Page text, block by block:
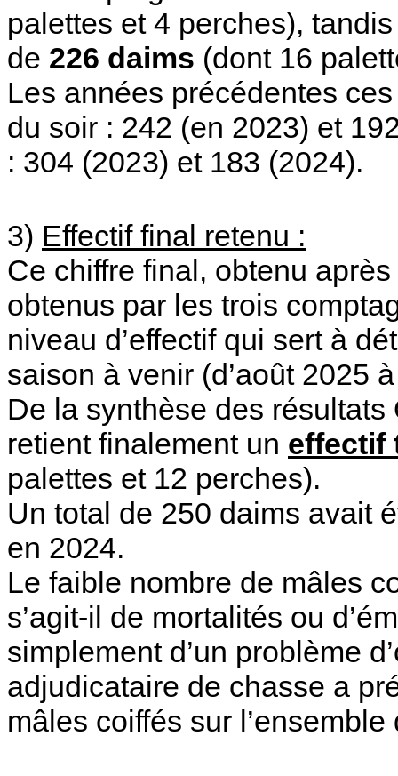
palettes et 4 perches),
de 226 daims (dont 16
Les années précédentes
du soir : 242 (en 2023) et
: 304 (2023) et 183 (2024).
3) Effectif final retenu :
Ce chiffre final, obtenu
obtenus par les trois
niveau d’effectif qui sert à
saison à venir (d’août 2025
De la synthèse des
retient finalement un effectif
palettes et 12 perches).
Un total de 250 daims avait
en 2024.
Le faible nombre de mâles
s’agit-il de mortalités ou
simplement d’un problème
adjudicataire de chasse a
mâles coiffés sur l’ensemble